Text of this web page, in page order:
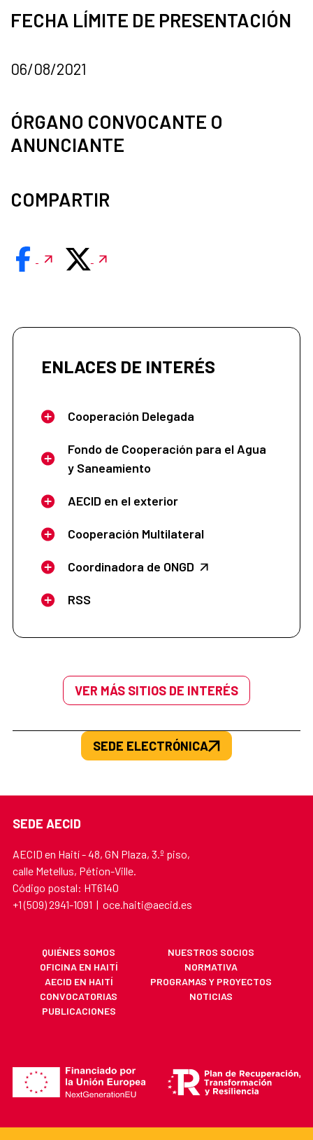
FECHA LÍMITE DE PRESENTACIÓN
06/08/2021
ÓRGANO CONVOCANTE O
ANUNCIANTE
COMPARTIR
ENLACES DE INTERÉS
Cooperación Delegada
Fondo de Cooperación para el Agua
y Saneamiento
AECID en el exterior
Cooperación Multilateral
Coordinadora de ONGD
RSS
VER MÁS SITIOS DE INTERÉS
SEDE ELECTRÓNICA
SEDE AECID
AECID en Haití - 48, GN Plaza, 3.º piso,
calle Metellus, Pétion-Ville.
Código postal: HT6140
+1 (509) 2941-1091 | oce.haiti@aecid.es
QUIÉNES SOMOS
NUESTROS SOCIOS
OFICINA EN HAITÍ
NORMATIVA
AECID EN HAITÍ
PROGRAMAS Y PROYECTOS
CONVOCATORIAS
NOTICIAS
PUBLICACIONES